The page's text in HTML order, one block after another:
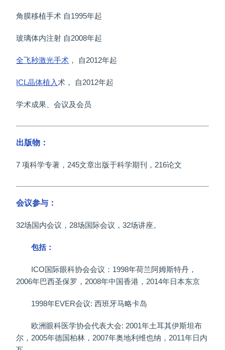
角膜移植手术 自1995年起
玻璃体内注射 自2008年起
全飞秒激光手术 ， 自2012年起
ICL晶体植入术， 自2012年起
学术成果、会议及会员
出版物：
7 项科学专著，245文章出版于科学期刊，216论文
会议参与：
32场国内会议，28场国际会议，32场讲座。
包括：
ICO国际眼科协会会议：1998年荷兰阿姆斯特丹，
2006年巴西圣保罗，2008年中国香港，2014年日本东京
1998年EVER会议: 西班牙马略卡岛
欧洲眼科医学协会代表大会: 2001年土耳其伊斯坦布
尔，2005年德国柏林，2007年奥地利维也纳，2011年日内